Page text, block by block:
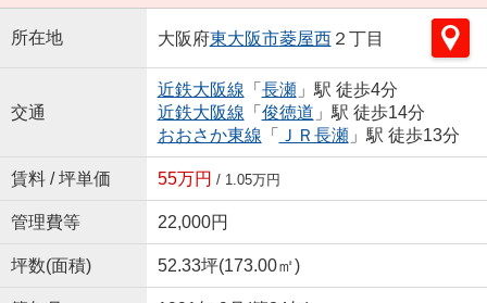
所在地 大阪府東大阪市菱屋西２丁目
交通
近鉄大阪線 「 長瀬」駅 徒歩4分
近鉄大阪線 「 俊徳道 」駅 徒歩14分
おおさか東線 「 ＪＲ長瀬」駅 徒歩13分
賃料 / 坪単価 55万円 / 1.05万円
管理費等 22,000円
坪数(面積) 52.33坪(173.00㎡)